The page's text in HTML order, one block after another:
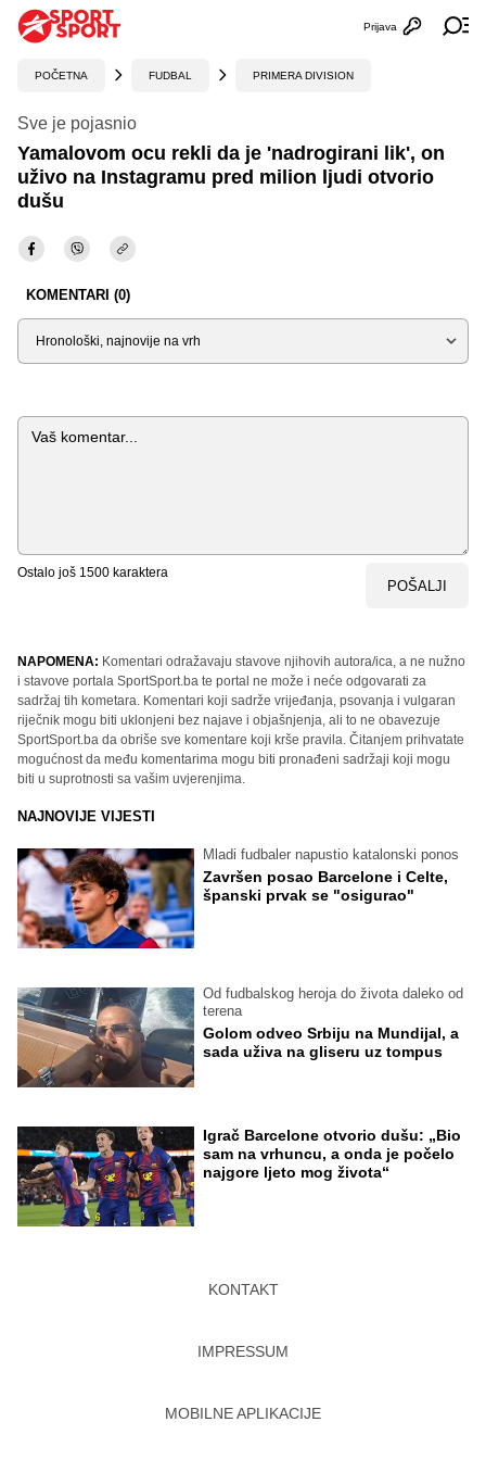
Otvori
Prijava
POČETNA FUDBAL PRIMERA DIVISION
Sve je pojasnio
Yamalovom ocu rekli da je 'nadrogirani lik', on
uživo na Instagramu pred milion ljudi otvorio
dušu
KOMENTARI (0)
Sortiraj
Komentar
Ostalo još 1500 karaktera
POŠALJI
NAPOMENA: Komentari odražavaju stavove njihovih autora/ica, a ne nužno
i stavove portala SportSport.ba te portal ne može i neće odgovarati za
sadržaj tih kometara. Komentari koji sadrže vrijeđanja, psovanja i vulgaran
riječnik mogu biti uklonjeni bez najave i objašnjenja, ali to ne obavezuje
SportSport.ba da obriše sve komentare koji krše pravila. Čitanjem prihvatate
mogućnost da među komentarima mogu biti pronađeni sadržaji koji mogu
biti u suprotnosti sa vašim uvjerenjima.
NAJNOVIJE VIJESTI
Mladi fudbaler napustio katalonski ponos
Završen posao Barcelone i Celte,
španski prvak se "osigurao"
Od fudbalskog heroja do života daleko od
terena
Golom odveo Srbiju na Mundijal, a
sada uživa na gliseru uz tompus
Igrač Barcelone otvorio dušu: „Bio
sam na vrhuncu, a onda je počelo
najgore ljeto mog života“
KONTAKT
IMPRESSUM
MOBILNE APLIKACIJE